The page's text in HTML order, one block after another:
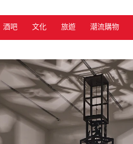
酒吧 文化 旅遊 潮流購物